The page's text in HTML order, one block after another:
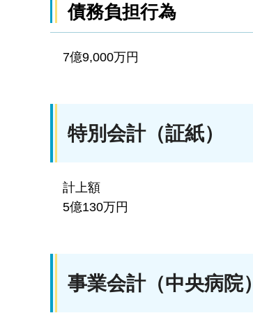
債務負担行為
7億9,000万円
特別会計（証紙）
計上額
5億130万円
事業会計（中央病院）